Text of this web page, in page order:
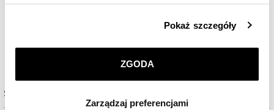
przez nas plików cookie znajdziesz wPolityce
prywatności.
korzystamy. Możesz również wybrać jaki rodzaj plików
Pokaż szczegóły
ZGODA
Zarządzaj preferencjami
35 000zł
Sprawdź dostępność w salonie